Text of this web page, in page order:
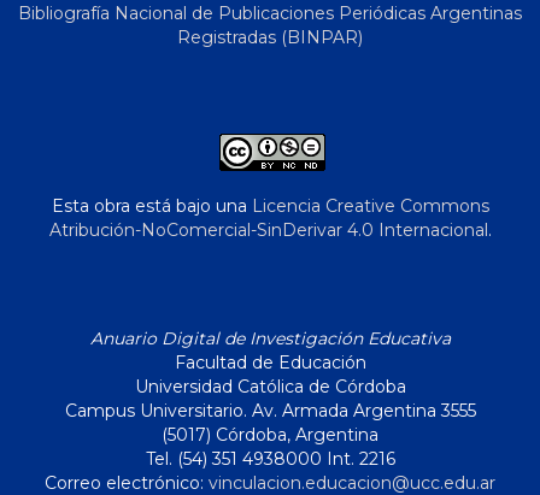
Bibliografía Nacional de Publicaciones Periódicas Argentinas
Registradas (BINPAR)
Esta obra está bajo una Licencia Creative Commons
Atribución-NoComercial-SinDerivar 4.0 Internacional.
Anuario Digital de Investigación Educativa
Facultad de Educación
Universidad Católica de Córdoba
Campus Universitario. Av. Armada Argentina 3555
(5017) Córdoba, Argentina
Tel. (54) 351 4938000 Int. 2216
Correo electrónico: vinculacion.educacion@ucc.edu.ar